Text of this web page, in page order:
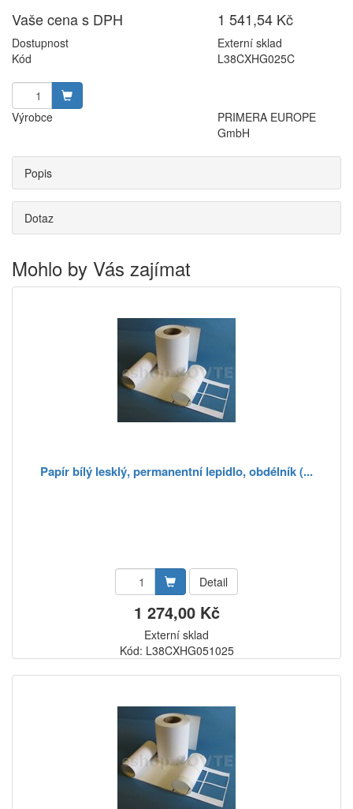
Vaše cena s DPH
1 541,54 Kč
Dostupnost
Externí sklad
Kód
L38CXHG025C
Výrobce
PRIMERA EUROPE
GmbH
Popis
Dotaz
Mohlo by Vás zajímat
Papír bílý lesklý, permanentní lepidlo, obdélník (...
Detail
1 274,00 Kč
Externí sklad
Kód: L38CXHG051025